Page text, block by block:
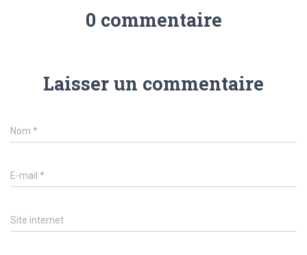
0 commentaire
Laisser un commentaire
Nom *
E-mail *
Site internet